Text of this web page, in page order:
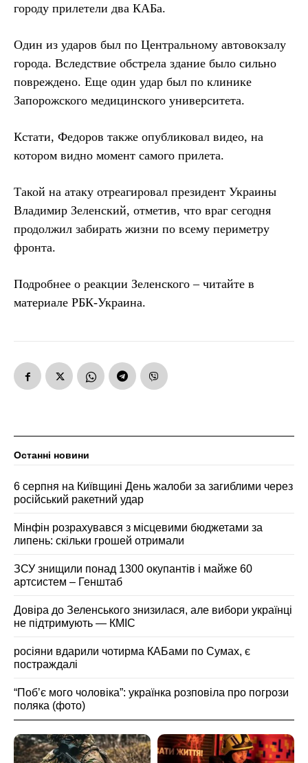
городу прилетели два КАБа.
Один из ударов был по Центральному автовокзалу
города. Вследствие обстрела здание было сильно
повреждено. Еще один удар был по клинике
Запорожского медицинского университета.
Кстати, Федоров также опубликовал видео, на
котором видно момент самого прилета.
Такой на атаку отреагировал президент Украины
Владимир Зеленский, отметив, что враг сегодня
продолжил забирать жизни по всему периметру
фронта.
Подробнее о реакции Зеленского – читайте в
материале РБК-Украина.
Останні новини
6 серпня на Київщині День жалоби за загиблими через
російський ракетний удар
Мінфін розрахувався з місцевими бюджетами за
липень: скільки грошей отримали
ЗСУ знищили понад 1300 окупантів і майже 60
артсистем – Генштаб
Довіра до Зеленського знизилася, але вибори українці
не підтримують — КМІС
росіяни вдарили чотирма КАБами по Сумах, є
постраждалі
“Побʼє мого чоловіка”: українка розповіла про погрози
поляка (фото)